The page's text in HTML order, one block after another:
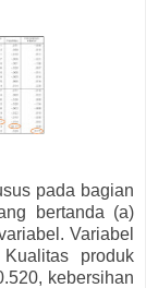
pada bagian
bertanda (a)
Variabel
produk
kebersihan